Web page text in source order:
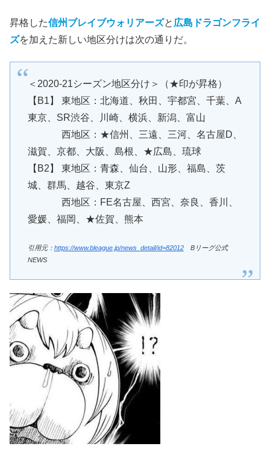
昇格した信州ブレイブウォリアーズと 広島ドラゴンフライ
ズを加えた新しい地区分けは次の通りだ。
＜2020-21シーズン地区分け＞（★印が昇格）
【B1】 東地区：北海道、秋田、宇都宮、千葉、A
東京、SR渋谷、川崎、横浜、新潟、富山
西地区：★信州、三遠、三河、名古屋D、
滋賀、京都、大阪、島根、★広島、琉球
【B2】 東地区：青森、仙台、山形、福島、茨
城、群馬、越谷、東京Z
西地区：FE名古屋、西宮、奈良、香川、
愛媛、福岡、★佐賀、熊本
引用元： https://www.bleague.jp/news_detail/id=82012Bリーグ公式
NEWS